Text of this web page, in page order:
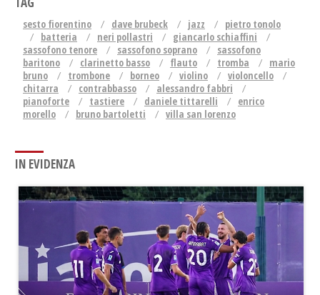
sesto fiorentino dave brubeck jazz
pietro tonolo
batteria
neri pollastri
giancarlo schiaffini
sassofono tenore
sassofono soprano
sassofono
baritono
clarinetto basso flauto tromba
mario
bruno
trombone borneo violino
violoncello
chitarra
contrabbasso
alessandro fabbri
pianoforte
tastiere daniele tittarelli
enrico
morello
bruno bartoletti villa san lorenzo
IN EVIDENZA